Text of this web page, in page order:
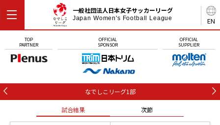
EN
一般社団法人日本女子サッカーリーグ
Japan Women's Football League
TOP
PARTNER
OFFICIAL
SPONSOR
OFFICIAL
SUPPLIER
なでしこリーグ1部
試合結果 次節